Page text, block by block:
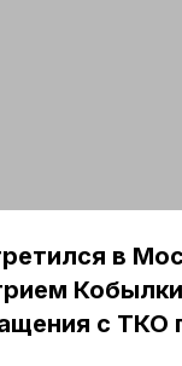
в
с ТКО